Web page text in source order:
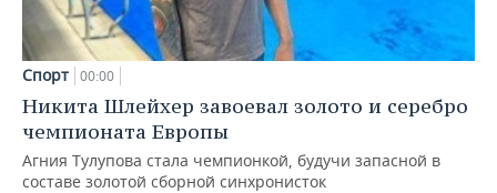
Спорт 00:00
Никита Шлейхер завоевал золото и серебро
чемпионата Европы
Агния Тулупова стала чемпионкой, будучи запасной в
составе золотой сборной синхронисток